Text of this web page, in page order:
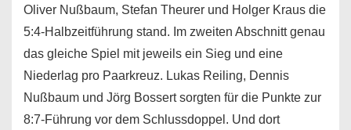
Oliver Nußbaum, Stefan Theurer und Holger Kraus die
5:4-Halbzeitführung stand. Im zweiten Abschnitt genau
das gleiche Spiel mit jeweils ein Sieg und eine
Niederlag pro Paarkreuz. Lukas Reiling, Dennis
Nußbaum und Jörg Bossert sorgten für die Punkte zur
8:7-Führung vor dem Schlussdoppel. Und dort